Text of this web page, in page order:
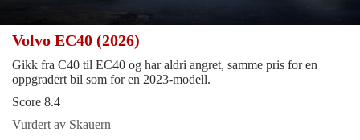
Volvo EC40 (2026)
Gikk fra C40 til EC40 og har aldri angret, samme pris for en
oppgradert bil som for en 2023-modell.
Score 8.4
Vurdert av Skauern